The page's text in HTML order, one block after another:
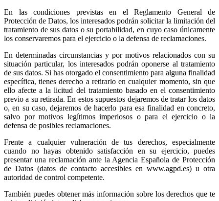
En las condiciones previstas en el Reglamento General de
Protección de Datos, los interesados podrán solicitar la limitación del
tratamiento de sus datos o su portabilidad, en cuyo caso únicamente
los conservaremos para el ejercicio o la defensa de reclamaciones.
En determinadas circunstancias y por motivos relacionados con su
situación particular, los interesados podrán oponerse al tratamiento
de sus datos. Si has otorgado el consentimiento para alguna finalidad
específica, tienes derecho a retirarlo en cualquier momento, sin que
ello afecte a la licitud del tratamiento basado en el consentimiento
previo a su retirada. En estos supuestos dejaremos de tratar los datos
o, en su caso, dejaremos de hacerlo para esa finalidad en concreto,
salvo por motivos legítimos imperiosos o para el ejercicio o la
defensa de posibles reclamaciones.
Frente a cualquier vulneración de tus derechos, especialmente
cuando no hayas obtenido satisfacción en su ejercicio, puedes
presentar una reclamación ante la Agencia Española de Protección
de Datos (datos de contacto accesibles en www.agpd.es) u otra
autoridad de control competente.
También puedes obtener más información sobre los derechos que te